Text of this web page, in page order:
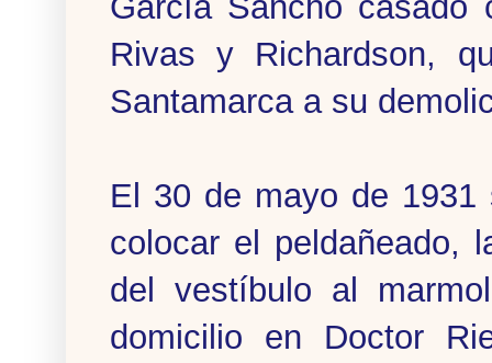
Rivas y Richardson,
Santamarca a su
El 30 de mayo de 1931
colocar el peldañeado,
del vestíbulo al
domicilio en Doctor